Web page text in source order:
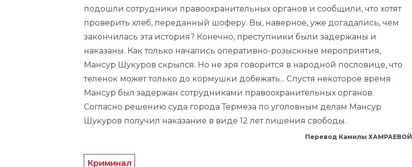
подошли сотрудники правоохранительных органов и сообщили, что хотят
проверить хлеб, переданный шоферу. Вы, наверное, уже догадались, чем
закончилась эта история? Конечно, преступники были задержаны и
наказаны. Как только начались оперативно-розыскные мероприятия,
Мансур Шукуров скрылся. Но не зря говорится в народной пословице, что
теленок может только до кормушки добежать... Спустя некоторое время
Мансур был задержан сотрудниками правоохранительных органов.
Согласно решению суда города Термеза по уголовным делам Мансур
Шукуров получил наказание в виде 12 лет лишения свободы.
Перевод Камилы ХАМРАЕВОЙ
Криминал